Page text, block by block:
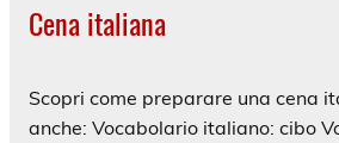
Cena italiana
Scopri come preparare una cena
anche: Vocabolario italiano: cibo